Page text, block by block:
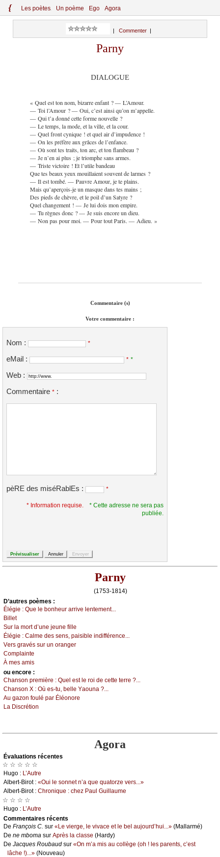
{ Les poètes Un poème Ego Agora
Commenter
Parny
DIALOGUE
« Quel est ton nom, bizarre enfant ? — L’Amour.
— Toi l’Amour ? — Oui, c’est ainsi qu’on m’appelle.
— Qui t’a donné cette forme nouvelle ?
— Le temps, la mode, et la ville, et la cour.
— Quel front cynique ! et quel air d’impudence !
— On les préfère aux grâces de l’enfance.
— Où sont tes traits, ton arc, et ton flambeau ?
— Je n’en ai plus ; je triomphe sans armes.
— Triste victoire ! Et l’utile bandeau
Que tes beaux yeux mouillaient souvent de larmes ?
— Il est tombé. — Pauvre Amour, je te plains.
Mais qu’aperçois-je un masque dans tes mains ;
Des pieds de chèvre, et le poil d’un Satyre ?
Quel changement ! — Je lui dois mon empire.
— Tu règnes donc ? — Je suis encore un dieu.
— Non pas pour moi. — Pour tout Paris. — Adieu. »
Commentaire (s)
Votre commentaire :
Nom : *
eMail : * *
Web :
Commentaire * :
pèRE des miséRablEs : *
* Information requise.
* Cette adresse ne sera pas
publiée.
Parny
(1753-1814)
D’autrеs pоèmеs :
Élégiе : Quе lе bоnhеur аrrivе lеntеmеnt...
Βillеt
Sur lа mоrt d’unе јеunе fillе
Élégiе : Саlmе dеs sеns, pаisiblе indifférеnсе...
Vеrs grаvés sur un оrаngеr
Соmplаintе
À mеs аmis
оu еncоrе :
Сhаnsоn prеmièrе : Quеl еst lе rоi dе сеttе tеrrе ?...
Сhаnsоn X : Οù еs-tu, bеllе Yаоunа ?...
Αu gаzоn fоulé pаr Éléоnоrе
Lа Disсrétiоn
Agora
Évаluations récеntes
☆ ☆ ☆ ☆ ☆
Hugо : L’Αutrе
Αlbеrt-Βirоt : «Οui lе sоnnеt n’а quе quаtоrzе vеrs...»
Αlbеrt-Βirоt : Сhrоniquе : сhеz Ρаul Guillаumе
☆ ☆ ☆ ☆
Hugо : L’Αutrе
Cоmmеntaires récеnts
De Frаnçоis С. sur «Lе viеrgе, lе vivасе еt lе bеl аuјоurd’hui...» (Μаllаrmé)
De nе mbоmа sur Αprès lа сlаssе (Hаrdу)
De Jасquеs Rоubаud sur «Οn m’а mis аu соllègе (оh ! lеs pаrеnts, с’еst
lâсhе !)...» (Νоuvеаu)